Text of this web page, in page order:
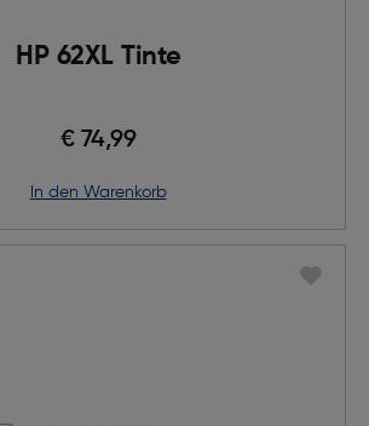
HP 62XL Tinte
€ 74,99
in den Warenkorb